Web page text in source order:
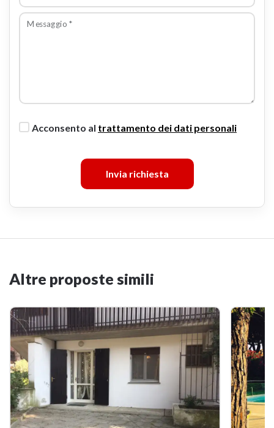
Messaggio *
Acconsento al trattamento dei dati personali
Invia richiesta
Altre proposte simili